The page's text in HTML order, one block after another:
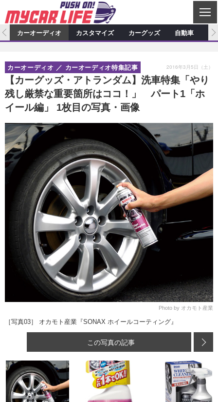
C
L
S
E
カーオーディオ
プロショップ検索 ショップ訪問記
カーオーディオニュース デモカー製作記
その他
カスタマイズ特集記事 カスタマイズ新製品情報
カスタマイズニュース
カーグッズ
カーグッズ特集記事 カーグッズ新製品情報
カーグッズニュース
自動車
スクープ
カーオーディオ カスタマイズ カーグッズ 自動車
【カーグッズ・アトランダム】洗車特集「やり
残し厳禁な重要箇所はココ！」 パート1「ホ
イール編」 1枚目の写真・画像
カーオーディオ カーオーディオ特集記事 2016年3月5日（土）
Photo by オカモト産業
［写真03］ オカモト産業『SONAX ホイールコーティング』
この写真の記事